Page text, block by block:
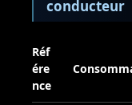
conducteur
Réf
ére
nce